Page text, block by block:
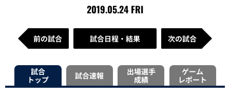
2019.05.24 FRI
前の試合 試合日程・結果 次の試合
試合
トップ
試合速報
出場選手
成績
ゲーム
レポート